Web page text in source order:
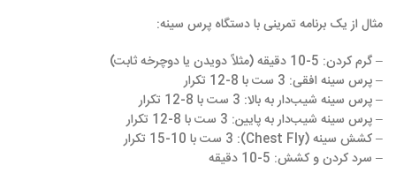
مثال از یک برنامه تمرینی با دستگاه پرس سینه:
– گرم کردن: 5-10 دقیقه (مثلاً دویدن یا دوچرخه ثابت)
– پرس سینه افقی: 3 ست با 8-12 تکرار
– پرس سینه شیب‌دار به بالا: 3 ست با 8-12 تکرار
– پرس سینه شیب‌دار به پایین: 3 ست با 8-12 تکرار
– کشش سینه (Chest Fly): 3 ست با 10-15 تکرار
– سرد کردن و کشش: 5-10 دقیقه